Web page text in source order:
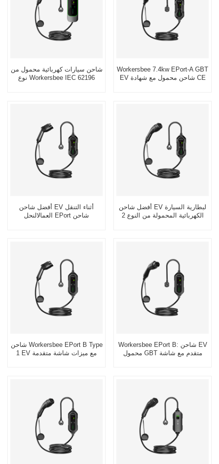
شاحن سيارات كهربائية محمول من
نوع Workersbee IEC 62196
Workersbee 7.4kw EPort-A GBT
EV شاحن محمول مع شهادة CE
أفضل شاحن EV أثناء التنقل
العمالالنحل EPort شاحن
أفضل شاحن EV لبطارية السيارة
الكهربائية المحمولة من النوع 2
شاحن Workersbee EPort B Type
1 EV مع ميزات شاشة متقدمة
Workersbee EPort B: شاحن EV
محمول GBT متقدم مع شاشة